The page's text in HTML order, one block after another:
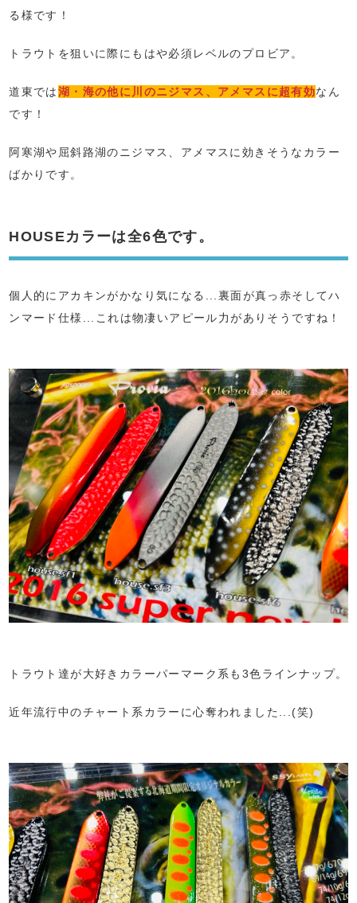
る様です！
トラウトを狙いに際にもはや必須レベルのプロビア。
道東では湖・海の他に川のニジマス、アメマスに超有効なん
です！
阿寒湖や屈斜路湖のニジマス、アメマスに効きそうなカラー
ばかりです。
HOUSEカラーは全6色です。
個人的にアカキンがかなり気になる...裏面が真っ赤そしてハ
ンマード仕様...これは物凄いアピール力がありそうですね！
トラウト達が大好きカラーパーマーク系も3色ラインナップ。
近年流行中のチャート系カラーに心奪われました...(笑)